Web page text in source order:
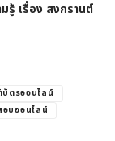
รู้ เรื่อง สงกรานต์
บัตรออนไลน์
บออนไลน์